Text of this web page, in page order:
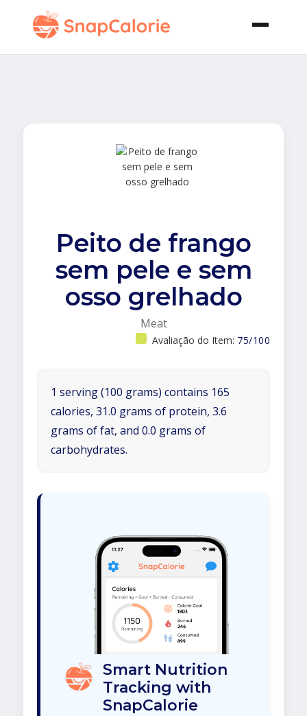
Peito de frango
sem pele e sem
osso grelhado
Meat
Avaliação do Item: 75/100
1 serving (100 grams) contains 165
calories, 31.0 grams of protein, 3.6
grams of fat, and 0.0 grams of
carbohydrates.
Smart Nutrition
Tracking with
SnapCalorie